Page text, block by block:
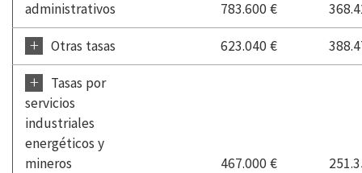
administrativos
783.600 €
+ Otras tasas 623.040 €
+
Tasas por
servicios
industriales
energéticos y
mineros
467.000 €